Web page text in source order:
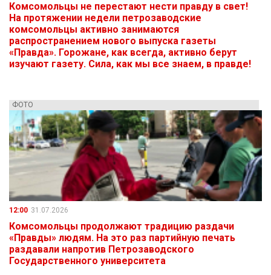
Комсомольцы не перестают нести правду в свет!
На протяжении недели петрозаводские
комсомольцы активно занимаются
распространением нового выпуска газеты
«Правда». Горожане, как всегда, активно берут
изучают газету. Сила, как мы все знаем, в правде!
ФОТО
12:00 31.07.2026
Комсомольцы продолжают традицию раздачи
«Правды» людям. На это раз партийную печать
раздавали напротив Петрозаводского
Государственного университета